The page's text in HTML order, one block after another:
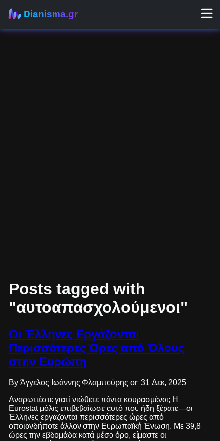
Dianisma.gr
Posts tagged with
"αυτοαπασχολούμενοι"
Οι Έλληνες Εργάζονται
Περισσότερες Ώρες από Όλους
στην Ευρώπη
By Άγγελος Ιωάννης Φλαμπούρης on 31 Δεκ, 2025
Αναρωτιέστε γιατί νιώθετε πάντα κουρασμένοι; Η
Eurostat μόλις επιβεβαίωσε αυτό που ήδη ξέρατε—οι
Έλληνες εργάζονται περισσότερες ώρες από
οποιονδήποτε άλλον στην Ευρωπαϊκή Ένωση. Με 39,8
ώρες την εβδομάδα κατά μέσο όρο, είμαστε οι